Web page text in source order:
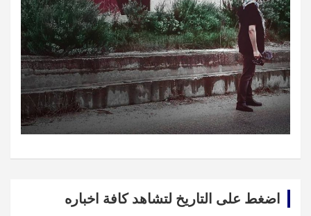
اضغط على التاريخ لتشاهد كافة اخباره